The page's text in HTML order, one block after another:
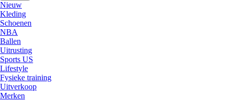
Nieuw
Kleding
Schoenen
NBA
Ballen
Uitrusting
Sports US
Lifestyle
Fysieke training
Uitverkoop
Merken